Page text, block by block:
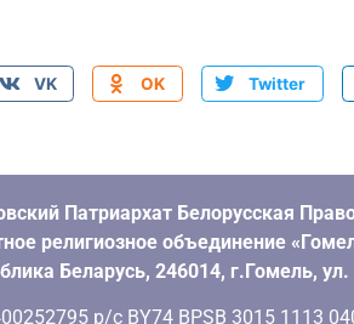
VK OK Twitter
Патриархат Белорусская
религиозное объединение
Беларусь, 246014, г.Гомель,
р/с BY74 BPSB 3015 1113